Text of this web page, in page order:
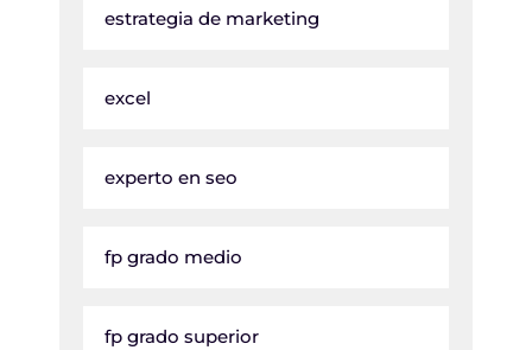
estrategia de marketing
excel
experto en seo
fp grado medio
fp grado superior